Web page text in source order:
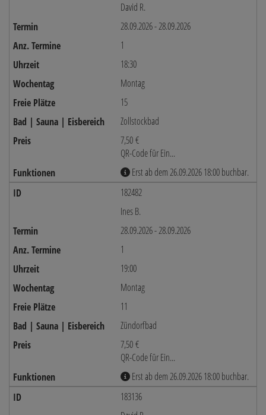
David R.
28.09.2026 - 28.09.2026
1
18:30
Montag
15
Zollstockbad
7,50 €
QR-Code für Ein...
Erst ab dem 26.09.2026 18:00 buchbar.
182482
Ines B.
28.09.2026 - 28.09.2026
1
19:00
Montag
11
Zündorfbad
7,50 €
QR-Code für Ein...
Erst ab dem 26.09.2026 18:00 buchbar.
183136